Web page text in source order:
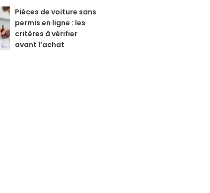
Pièces de voiture sans
permis en ligne : les
critères à vérifier
avant l’achat